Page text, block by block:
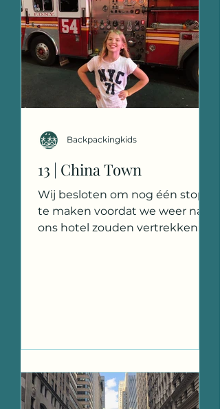
13 | China Town
Wij besloten om nog één stop
te maken voordat we weer naar
ons hotel zouden vertrekken;
Backpackingkids